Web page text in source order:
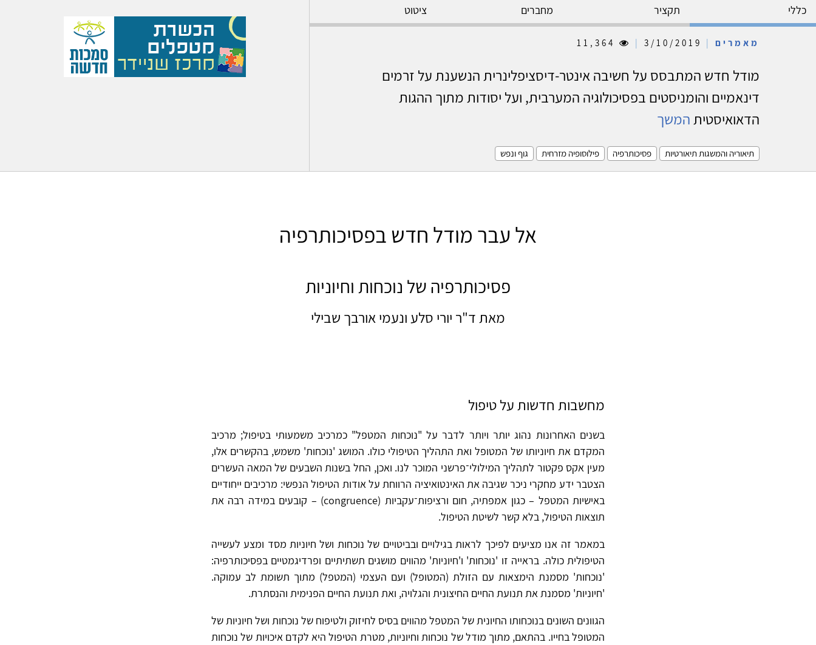
כללי תקציר מחברים ציטוט
מאמרים |
|
מודל חדש המתבסס על חשיבה אינטר-דיסציפלינרית הנשענת על זרמים
דינאמיים והומניסטים בפסיכולוגיה המערבית, ועל יסודות מתוך ההגות
הדאואיסטיתהמשך
תיאוריה והמשגות תיאורטיות פסיכותרפיה פילוסופיה מזרחית גוף ונפש
אל עבר מודל חדש בפסיכותרפיה
פסיכותרפיה של נוכחות וחיוניות
מאת ד"ר יורי סלע ונעמי אורבך שבילי
מחשבות חדשות על טיפול
בשנים האחרונות נהוג יותר ויותר לדבר על "נוכחות המטפל" כמרכיב משמעותי בטיפול; מרכיב
המקדם את חיוניותו של המטופל ואת התהליך הטיפולי כולו. המושג 'נוכחות' משמש, בהקשרים אלו,
מעין אקס פקטור לתהליך המילולי־פרשני המוכר לנו. ואכן, החל בשנות השבעים של המאה העשרים
הצטבר ידע מחקרי ניכר שגיבה את האינטואיציה הרווחת על אודות הטיפול הנפשי: מרכיבים ייחודיים
באישיות המטפל – כגון אמפתיה, חום ורציפות־עקביות (congruence) – קובעים במידה רבה את
תוצאות הטיפול, בלא קשר לשיטת הטיפול.
במאמר זה אנו מציעים לפיכך לראות בגילויים ובביטויים של נוכחות ושל חיוניות מסד ומצע לעשייה
הטיפולית כולה. בראייה זו 'נוכחות' ו'חיוניות' מהווים מושגים תשתיתיים ופרדיגמטיים בפסיכותרפיה:
'נוכחות' מסמנת הימצאות עם הזולת (המטופל) ועם העצמי (המטפל) מתוך תשומת לב עמוקה.
'חיוניות' מסמנת את תנועת החיים החיצונית והגלויה, ואת תנועת החיים הפנימית והנסתרת.
הגוונים השונים בנוכחותו החיונית של המטפל מהווים בסיס לחיזוק ולטיפוח של נוכחות ושל חיוניות של
המטופל בחייו. בהתאם, מתוך מודל של נוכחות וחיוניות, מטרת הטיפול היא לקדם איכויות של נוכחות